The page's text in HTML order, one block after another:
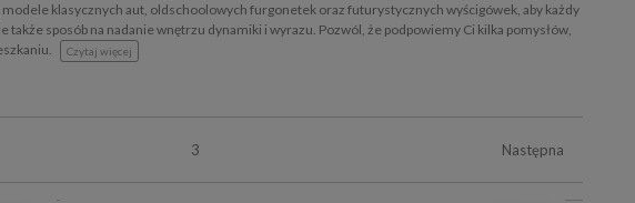
klasycznych aut, oldschoolowych furgonetek oraz futurystycznych wyścigówek, aby każdy
sposób na nadanie wnętrzu dynamiki i wyrazu. Pozwól, że podpowiemy Ci kilka pomysłów,
Czytaj więcej
3 Następna